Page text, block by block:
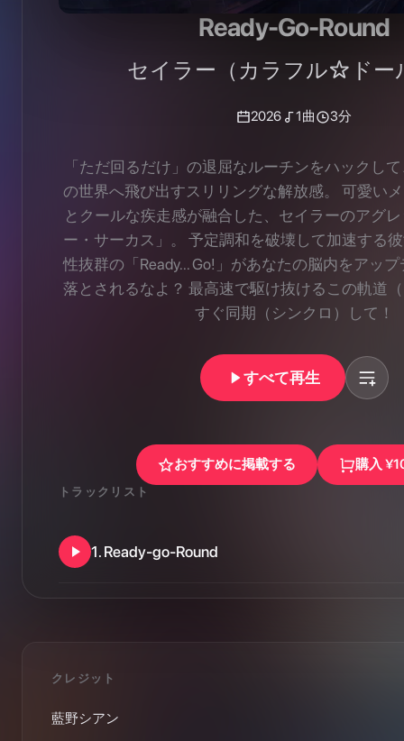
Ready-Go-Round
セイラー（カラフル☆ドー
2026 1曲 3分
「ただ回るだけ」の退屈なルーチンをハックし
の世界へ飛び出すスリリングな解放感。 可愛い
とクールな疾走感が融合した、セイラーのアグ
ー・サーカス」。 予定調和を破壊して加速する
性抜群の「Ready... Go!」があなたの脳内をアッ
落とされるなよ？ 最高速で駆け抜けるこの軌道
すぐ同期（シンクロ）して！
すべて再生
おすすめに掲載する 購入
トラックリスト
1. Ready-go-Round
クレジット
藍野シアン